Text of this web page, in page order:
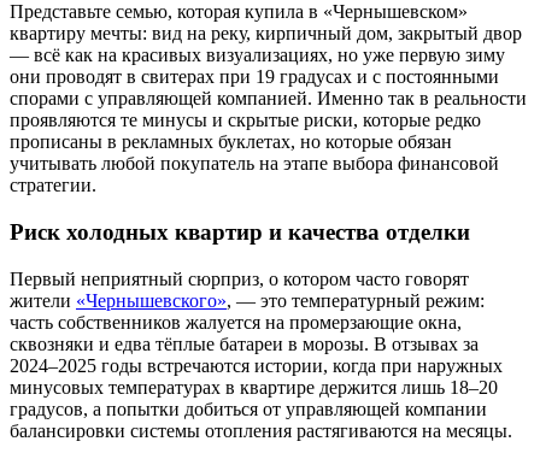
Представьте семью, которая купила в «Чернышевском»
квартиру мечты: вид на реку, кирпичный дом, закрытый двор
— всё как на красивых визуализациях, но уже первую зиму
они проводят в свитерах при 19 градусах и с постоянными
спорами с управляющей компанией. Именно так в реальности
проявляются те минусы и скрытые риски, которые редко
прописаны в рекламных буклетах, но которые обязан
учитывать любой покупатель на этапе выбора финансовой
стратегии.
Риск холодных квартир и качества отделки
Первый неприятный сюрприз, о котором часто говорят
жители «Чернышевского», — это температурный режим:
часть собственников жалуется на промерзающие окна,
сквозняки и едва тёплые батареи в морозы. В отзывах за
2024–2025 годы встречаются истории, когда при наружных
минусовых температурах в квартире держится лишь 18–20
градусов, а попытки добиться от управляющей компании
балансировки системы отопления растягиваются на месяцы.